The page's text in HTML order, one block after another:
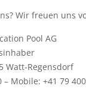
Wir freuen uns
Pool AG
Watt-Regensdorf
– Mobile: +41 79